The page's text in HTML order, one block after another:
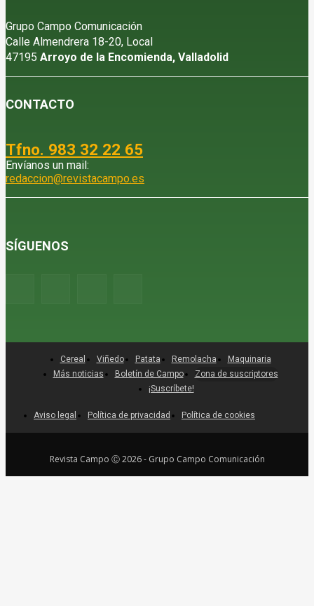
Grupo Campo Comunicación
Calle Almendrera 18-20, Local
47195 Arroyo de la Encomienda, Valladolid
CONTACTO
Tfno. 983 32 22 65
Envíanos un mail:
redaccion@revistacampo.es
SÍGUENOS
Aviso legal Política de privacidad Política de cookies
Cereal Viñedo Patata Remolacha
Maquinaria
Más noticias
Boletín de Campo
Zona de suscriptores
¡Suscríbete!
Revista Campo Ⓒ 2026 - Grupo Campo Comunicación